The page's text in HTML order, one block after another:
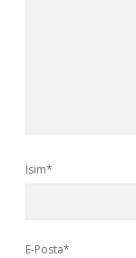
İsim*
E-Posta*